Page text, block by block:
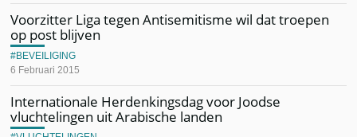
Voorzitter Liga tegen Antisemitisme wil dat troepen
op post blijven
6 Februari 2015
BEVEILIGING
Internationale Herdenkingsdag voor Joodse
vluchtelingen uit Arabische landen